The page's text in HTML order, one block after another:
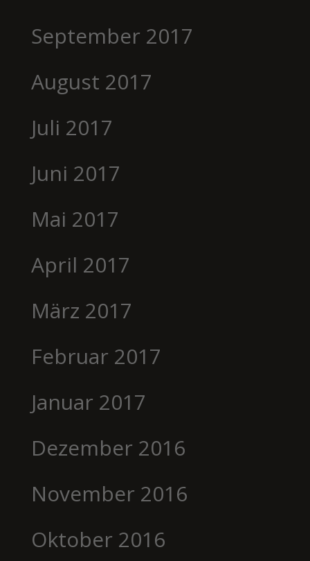
September 2017
August 2017
Juli 2017
Juni 2017
Mai 2017
April 2017
März 2017
Februar 2017
Januar 2017
Dezember 2016
November 2016
Oktober 2016